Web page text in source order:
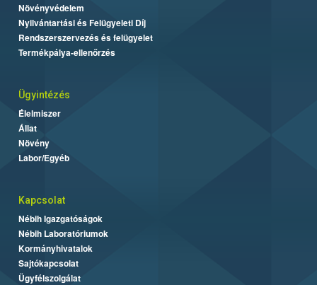
Növényvédelem
Nyilvántartási és Felügyeleti Díj
Rendszerszervezés és felügyelet
Termékpálya-ellenőrzés
Ügyintézés
Élelmiszer
Állat
Növény
Labor/Egyéb
Kapcsolat
Nébih Igazgatóságok
Nébih Laboratóriumok
Kormányhivatalok
Sajtókapcsolat
Ügyfélszolgálat